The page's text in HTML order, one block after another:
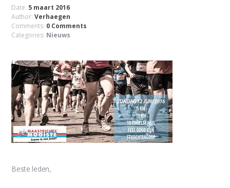
Date: 5 maart 2016
Author:Verhaegen
Comments: 0 Comments
Categories: Nieuws
Beste leden,